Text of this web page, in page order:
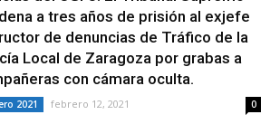
a tres años de prisión al exjefe
de denuncias de Tráfico de la
Local de Zaragoza por grabas a
con cámara oculta.
2021 febrero 12, 2021 0